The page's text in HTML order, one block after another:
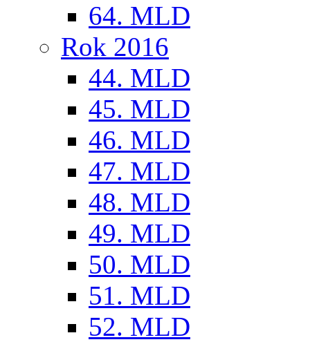
64. MLD
Rok 2016
44. MLD
45. MLD
46. MLD
47. MLD
48. MLD
49. MLD
50. MLD
51. MLD
52. MLD